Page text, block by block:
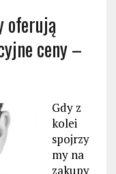
oferują
ceny –
Gdy z
kolei
spojrzy
my na
zakupy